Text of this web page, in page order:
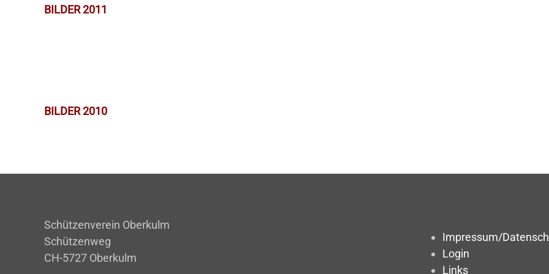
BILDER 2011
BILDER 2010
Schützenverein Oberkulm
Schützenweg
CH-5727 Oberkulm
Impressum/
Login
Links